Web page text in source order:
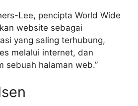
Lee, pencipta World Wide
website sebagai
yang saling terhubung,
melalui internet, dan
sebuah halaman web.”